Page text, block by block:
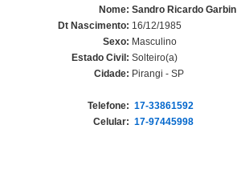
Nome: Sandro Ricardo Garbin
Dt Nascimento: 16/12/1985
Sexo: Masculino
Estado Civil: Solteiro(a)
Cidade: Pirangi - SP
Telefone: 17-33861592
Celular: 17-97445998